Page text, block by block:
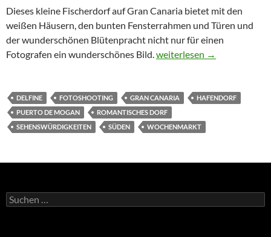
Dieses kleine Fischerdorf auf Gran Canaria bietet mit den
weißen Häusern, den bunten Fensterrahmen und Türen und
der wunderschönen Blütenpracht nicht nur für einen
Fotografen ein wunderschönes Bild.Puerto de Mogan
weiterlesen →
DELFINE FOTOSHOOTING GRAN CANARIA
HAFENDORF
PUERTO DE MOGAN
ROMANTISCHES DORF
SEHENSWÜRDIGKEITEN
SÜDEN WOCHENMARKT
Suchen
nach: